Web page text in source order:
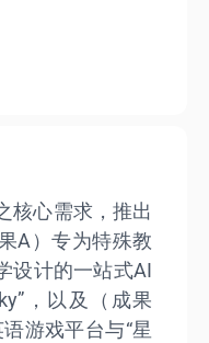
核心需求，推出
A）专为特殊教
设计的一站式AI
，以及（成果
游戏平台与“星